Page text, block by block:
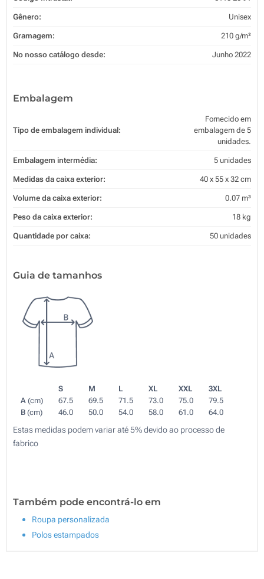
Gênero: Unisex
Gramagem: 210 g/m²
No nosso catálogo desde: Junho 2022
Embalagem
Tipo de embalagem individual:
Fornecido em
embalagem de 5
unidades.
Embalagem intermédia: 5 unidades
Medidas da caixa exterior: 40 x 55 x 32 cm
Volume da caixa exterior: 0.07 m³
Peso da caixa exterior: 18 kg
Quantidade por caixa: 50 unidades
Guia de tamanhos
S M L XL XXL
3XL
A (cm) 67.5 69.5 71.5 73.0 75.0
79.5
B (cm) 46.0 50.0 54.0 58.0 61.0 64.0
Estas medidas podem variar até 5% devido ao processo de
fabrico
Também pode encontrá-lo em
Roupa personalizada
Polos estampados